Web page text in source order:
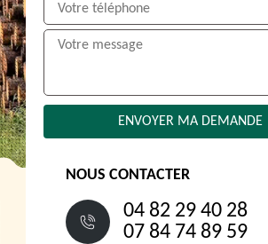
NOUS CONTACTER
04 82 29 40 28
07 84 74 89 59